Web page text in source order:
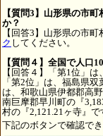
【質問3】山形県の市
か？
【回答3】山形県の市町
ク してください。
【質問４】全国で人口
【回答４】「第1位」
「第2位」は、福島県
は、和歌山県伊都郡高
南巨摩郡早川町の『
村の『2,121.21ヶ寺』
下記のボタンで確認で